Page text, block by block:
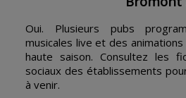
Oui. Plusieurs pubs
musicales live et des
haute saison. Consultez les
sociaux des établissements
à venir.